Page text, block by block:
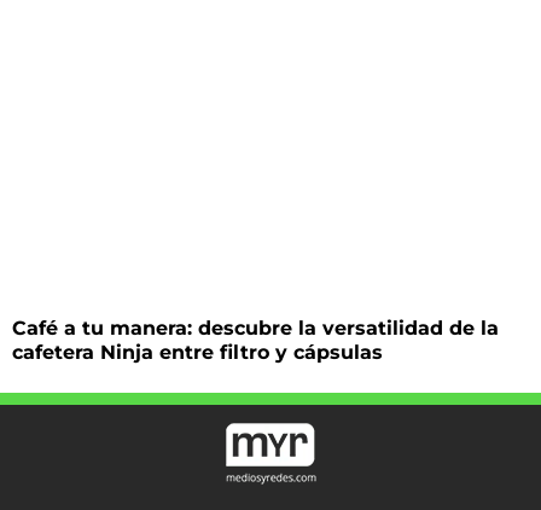
Café a tu manera: descubre la versatilidad de la
cafetera Ninja entre filtro y cápsulas